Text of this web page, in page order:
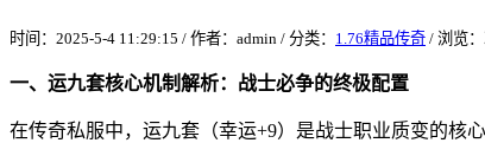
时间：2025-5-4 11:29:15 / 作者：admin / 分类： 1.76精品传奇 / 浏览：
一、运九套核心机制解析：战士必争的终极配置
在传奇私服中，运九套（幸运+9）是战士职业质变的核